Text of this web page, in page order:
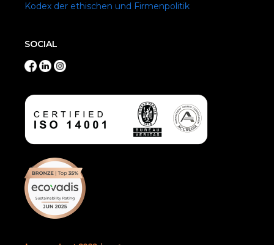
Kodex der ethischen und Firmenpolitik
SOCIAL